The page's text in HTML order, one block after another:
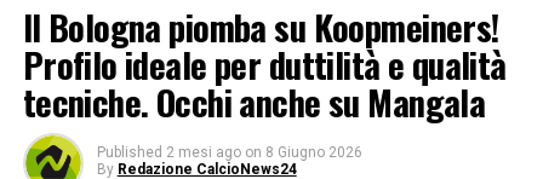
Il Bologna piomba su Koopmeiners!
Profilo ideale per duttilità e qualità
tecniche. Occhi anche su Mangala
Published 2 mesi ago on 8 Giugno 2026
By Redazione CalcioNews24